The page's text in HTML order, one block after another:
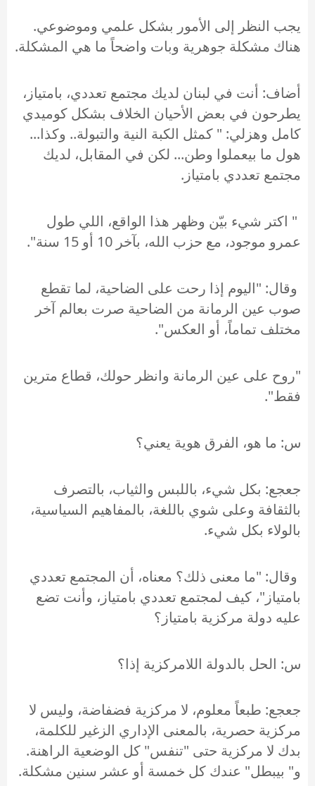
يجب النظر إلى الأمور بشكل علمي وموضوعي.
هناك مشكلة جوهرية وبات واضحاً ما هي المشكلة.
أضاف: أنت في لبنان لديك مجتمع تعددي، بامتياز،
يطرحون في بعض الأحيان الخلاف بشكل كوميدي
كامل وهزلي: " كمثل الكبة النية والتبولة.. وكذا...
هول ما بيعملوا وطن... لكن في المقابل، لديك
مجتمع تعددي بامتياز.
" اكتر شيء بيّن وظهر هذا الواقع، اللي طول
عمرو موجود، مع حزب الله، بآخر 10 أو 15 سنة".
وقال: "اليوم إذا رحت على الضاحية، لما تقطع
صوب عين الرمانة من الضاحية صرت بعالم آخر
مختلف تماماً، أو العكس".
"روح على عين الرمانة وانظر حولك، قطاع مترين
فقط".
س: ما هو، الفرق هوية يعني؟
جعجع: بكل شيء، باللبس والثياب، بالتصرف
بالثقافة وعلى شوي باللغة، بالمفاهيم السياسية،
بالولاء بكل شيء.
وقال: "ما معنى ذلك؟ معناه، أن المجتمع تعددي
بامتياز"، كيف لمجتمع تعددي بامتياز، وأنت تضع
عليه دولة مركزية بامتياز؟
س: الحل بالدولة اللامركزية إذا؟
جعجع: طبعاً معلوم، لا مركزية فضفاضة، وليس لا
مركزية حصرية، بالمعنى الإداري الزغير للكلمة،
بدك لا مركزية حتى "تنفس" كل الوضعية الراهنة.
و" بيبطل" عندك كل خمسة أو عشر سنين مشكلة.